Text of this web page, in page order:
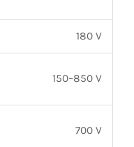
180 V
150–850 V
700 V